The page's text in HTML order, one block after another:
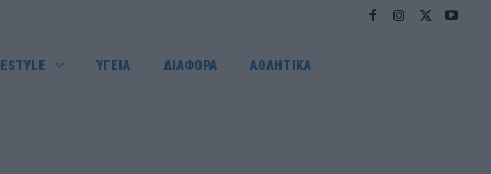
ΥΓΕΙΑ ΔΙΑΦΟΡΑ ΑΘΛΗΤΙΚΑ